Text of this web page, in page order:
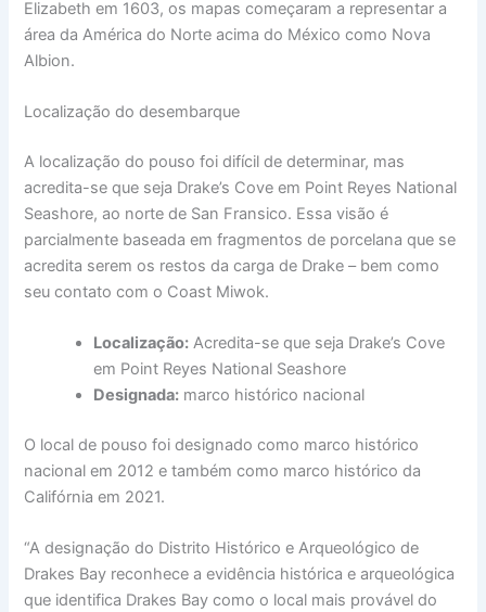
Elizabeth em 1603, os mapas começaram a representar a
área da América do Norte acima do México como Nova
Albion.
Localização do desembarque
A localização do pouso foi difícil de determinar, mas
acredita-se que seja Drake’s Cove em Point Reyes National
Seashore, ao norte de San Fransico. Essa visão é
parcialmente baseada em fragmentos de porcelana que se
acredita serem os restos da carga de Drake – bem como
seu contato com o Coast Miwok.
Localização: Acredita-se que seja Drake’s Cove
em Point Reyes National Seashore
Designada: marco histórico nacional
O local de pouso foi designado como marco histórico
nacional em 2012 e também como marco histórico da
Califórnia em 2021.
“A designação do Distrito Histórico e Arqueológico de
Drakes Bay reconhece a evidência histórica e arqueológica
que identifica Drakes Bay como o local mais provável do